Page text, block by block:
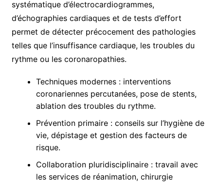
systématique d’électrocardiogrammes,
d’échographies cardiaques et de tests d’effort
permet de détecter précocement des pathologies
telles que l’insuffisance cardiaque, les troubles du
rythme ou les coronaropathies.
Techniques modernes : interventions
coronariennes percutanées, pose de stents,
ablation des troubles du rythme.
Prévention primaire : conseils sur l’hygiène de
vie, dépistage et gestion des facteurs de
risque.
Collaboration pluridisciplinaire : travail avec
les services de réanimation, chirurgie